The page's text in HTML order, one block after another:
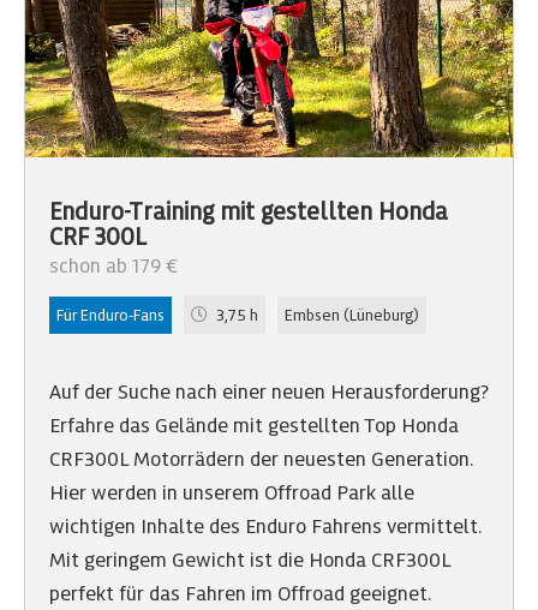
Enduro-Training mit gestellten Honda
CRF 300L
schon ab 179 €
Für Enduro-Fans 3,75 h Embsen (Lüneburg)
Auf der Suche nach einer neuen Herausforderung?
Erfahre das Gelände mit gestellten Top Honda
CRF300L Motorrädern der neuesten Generation.
Hier werden in unserem Offroad Park alle
wichtigen Inhalte des Enduro Fahrens vermittelt.
Mit geringem Gewicht ist die Honda CRF300L
perfekt für das Fahren im Offroad geeignet.